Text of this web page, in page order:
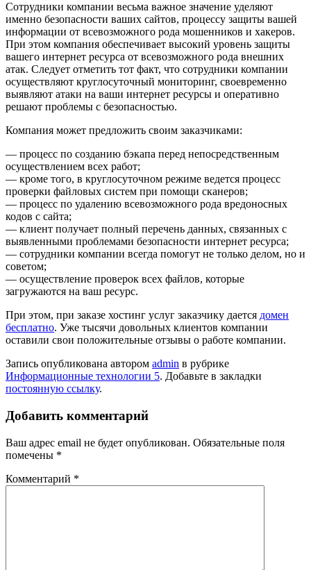
Сотрудники компании весьма важное значение уделяют
именно безопасности ваших сайтов, процессу защиты вашей
информации от всевозможного рода мошенников и хакеров.
При этом компания обеспечивает высокий уровень защиты
вашего интернет ресурса от всевозможного рода внешних
атак. Следует отметить тот факт, что сотрудники компании
осуществляют круглосуточный мониторинг, своевременно
выявляют атаки на ваши интернет ресурсы и оперативно
решают проблемы с безопасностью.
Компания может предложить своим заказчиками:
— процесс по созданию бэкапа перед непосредственным
осуществлением всех работ;
— кроме того, в круглосуточном режиме ведется процесс
проверки файловых систем при помощи сканеров;
— процесс по удалению всевозможного рода вредоносных
кодов с сайта;
— клиент получает полный перечень данных, связанных с
выявленными проблемами безопасности интернет ресурса;
— сотрудники компании всегда помогут не только делом, но и
советом;
— осуществление проверок всех файлов, которые
загружаются на ваш ресурс.
При этом, при заказе хостинг услуг заказчику дается домен
бесплатно. Уже тысячи довольных клиентов компании
оставили свои положительные отзывы о работе компании.
Запись опубликована автором admin в рубрике
Информационные технологии 5. Добавьте в закладки
постоянную ссылку.
Добавить комментарий
Ваш адрес email не будет опубликован. Обязательные поля
помечены *
Комментарий *